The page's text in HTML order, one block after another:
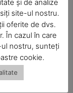
și de analize
site-ul nostru.
oferite de dvs.
În cazul în care
nostru, sunteți
cookie.